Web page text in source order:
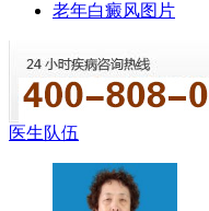
老年白癜风图片
医生队伍